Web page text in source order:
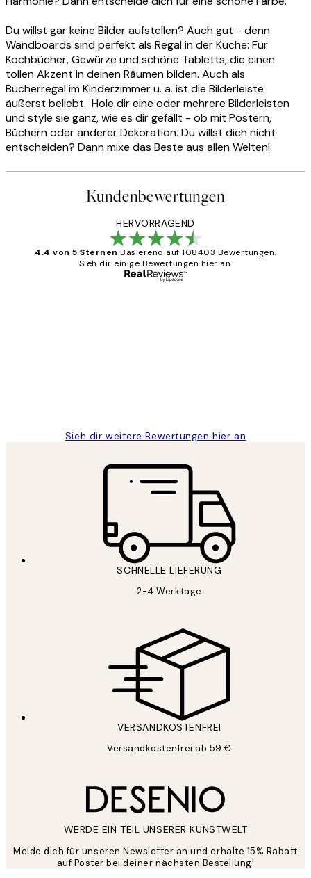
Du willst gar keine Bilder aufstellen? Auch gut - denn
Wandboards sind perfekt als Regal in der Küche: Für
Kochbücher, Gewürze und schöne Tabletts, die einen
tollen Akzent in deinen Räumen bilden. Auch als
Bücherregal im Kinderzimmer u. a. ist die Bilderleiste
äußerst beliebt. Hole dir eine oder mehrere Bilderleisten
und style sie ganz, wie es dir gefällt - ob mit Postern,
Büchern oder anderer Dekoration. Du willst dich nicht
entscheiden? Dann mixe das Beste aus allen Welten!
Kundenbewertungen
HERVORRAGEND
4.4 von 5 Sternen Basierend auf 108403 Bewertungen.
Sieh dir einige Bewertungen hier an.
Sieh dir weitere Bewertungen hier an
SCHNELLE LIEFERUNG
2-4 Werktage
VERSANDKOSTENFREI
Versandkostenfrei ab 59 €
WERDE EIN TEIL UNSERER KUNSTWELT
Melde dich für unseren Newsletter an und erhalte 15% Rabatt
auf Poster bei deiner nächsten Bestellung!